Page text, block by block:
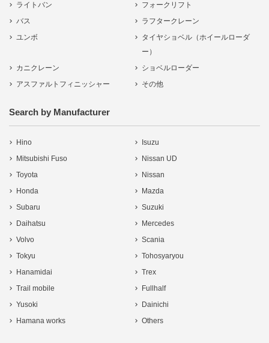
ライトバン
フォークリフト
バス
ラフタークレーン
ユンボ
タイヤショベル（ホイールローダ
ー）
カニクレーン
ショベルローダー
アスファルトフィニッシャー
その他
Search by Manufacturer
Hino
Isuzu
Mitsubishi Fuso
Nissan UD
Toyota
Nissan
Honda
Mazda
Subaru
Suzuki
Daihatsu
Mercedes
Volvo
Scania
Tokyu
Tohosyaryou
Hanamidai
Trex
Trail mobile
Fullhalf
Yusoki
Dainichi
Hamana works
Others